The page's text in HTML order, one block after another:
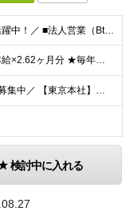
＼異業界出身者が多数活躍中！／ ■法人営業（BtoB）の経験をお持ちの方 ■普通自動車免許（AT限定可）をお持ちの方※入社までの取得可 ■理系のバックグラウンドをお持ちの方 （バイオサイエンスや自然科
★賞与昨年度実績：基本給×2.62ヶ月分 ★毎年必ず昇給する経験給制度あり！ ■月給：23万5000円〜45万円＋賞与年2回 ※経験・スキルを考慮し、当社規定の「バンド（等級）」に合わせて決定します
＼東京・大阪の2拠点で募集中／ 【東京本社】東京都江東区亀戸1-28-6 【大阪支店】大阪府大阪市東淀川区東中島1-13-25 ※ご希望の勤務地を考慮します。当面転勤は想定していません。 ご本人の希
検討中に入れる